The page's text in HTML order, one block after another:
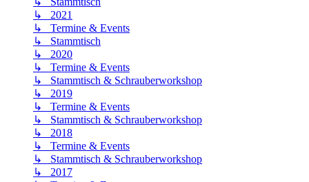
↳ 2021
↳ Termine & Events
↳ Stammtisch
↳ 2020
↳ Termine & Events
↳ Stammtisch & Schrauberworkshop
↳ 2019
↳ Termine & Events
↳ Stammtisch & Schrauberworkshop
↳ 2018
↳ Termine & Events
↳ Stammtisch & Schrauberworkshop
↳ 2017